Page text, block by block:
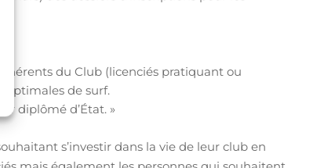
du Club (licenciés pratiquant ou
optimales de surf.
diplômé d’État. »
s’investir dans la vie de leur club en